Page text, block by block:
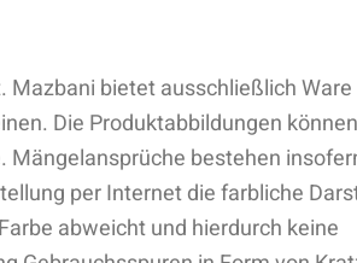
bietet ausschließlich
Die Produktabbildungen
bestehen
per Internet die farbliche
abweicht und hierdurch keine